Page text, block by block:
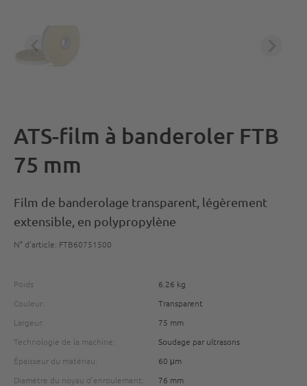
ATS-film à banderoler FTB
75 mm
Film de banderolage transparent, légèrement
extensible, en polypropylène
N° d'article: FTB60751500
Poids
6.26 kg
Couleur:
Transparent
Largeur:
75 mm
Technologie de la machine:
Soudage par ultrasons
Épaisseur du matériau:
60 μm
Diamètre du noyau d'enroulement:
76 mm